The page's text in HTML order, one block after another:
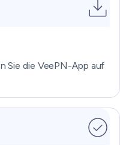
Sie die VeePN-App auf